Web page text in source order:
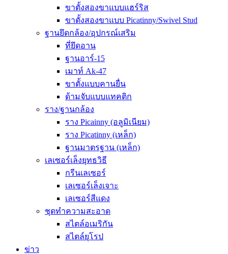
ขาตั้งสองขาแบบแฮร์ริส
ขาตั้งสองขาแบบ Picatinny/Swivel Stud
ฐานยึดกล้อง/อุปกรณ์เสริม
ที่ยึดอาน
ฐานอาร์-15
เมาท์ Ak-47
ขาตั้งแบบคานยื่น
ด้ามจับแบบแทคติก
ราง/ฐานกล้อง
ราง Picainny (อลูมิเนียม)
ราง Picatinny (เหล็ก)
ฐานมาตรฐาน (เหล็ก)
เลเซอร์เล็งยุทธวิธี
กรีนเลเซอร์
เลเซอร์เล็งเจาะ
เลเซอร์สีแดง
ชุดทำความสะอาด
สไตล์อเมริกัน
สไตล์ยุโรป
ข่าว